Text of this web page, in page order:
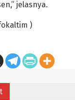
jelasnya.
)